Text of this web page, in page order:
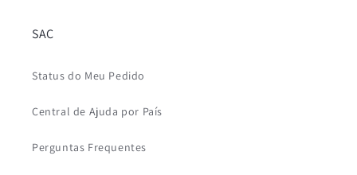
SAC
Status do Meu Pedido
Central de Ajuda por País
Perguntas Frequentes